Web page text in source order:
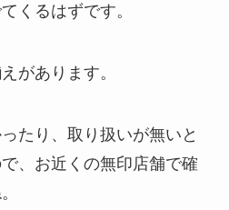
くるはずです。
があります。
たり、取り扱いが無いと
、お近くの無印店舗で確